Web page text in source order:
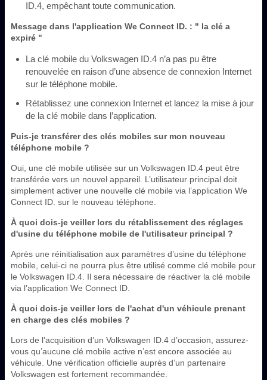
ID.4, empêchant toute communication.
Message dans l'application We Connect ID. : " la clé a
expiré "
La clé mobile du Volkswagen ID.4 n’a pas pu être
renouvelée en raison d’une absence de connexion Internet
sur le téléphone mobile.
Rétablissez une connexion Internet et lancez la mise à jour
de la clé mobile dans l’application.
Puis-je transférer des clés mobiles sur mon nouveau
téléphone mobile ?
Oui, une clé mobile utilisée sur un Volkswagen ID.4 peut être
transférée vers un nouvel appareil. L’utilisateur principal doit
simplement activer une nouvelle clé mobile via l’application We
Connect ID. sur le nouveau téléphone.
À quoi dois-je veiller lors du rétablissement des réglages
d'usine du téléphone mobile de l'utilisateur principal ?
Après une réinitialisation aux paramètres d’usine du téléphone
mobile, celui-ci ne pourra plus être utilisé comme clé mobile pour
le Volkswagen ID.4. Il sera nécessaire de réactiver la clé mobile
via l’application We Connect ID.
À quoi dois-je veiller lors de l'achat d'un véhicule prenant
en charge des clés mobiles ?
Lors de l’acquisition d’un Volkswagen ID.4 d’occasion, assurez-
vous qu’aucune clé mobile active n’est encore associée au
véhicule. Une vérification officielle auprès d’un partenaire
Volkswagen est fortement recommandée.